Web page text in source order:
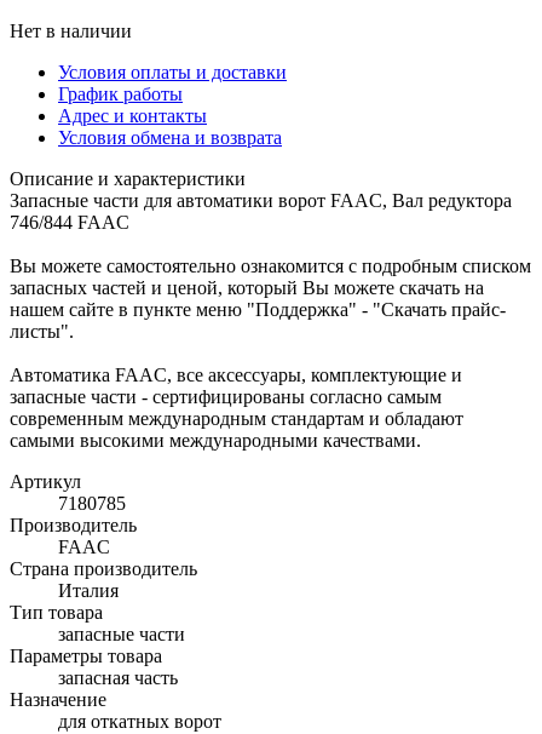
Нет в наличии
Условия оплаты и доставки
График работы
Адрес и контакты
Условия обмена и возврата
Описание и характеристики
Запасные части для автоматики ворот FAAC, Вал редуктора
746/844 FAAC
Вы можете самостоятельно ознакомится с подробным списком
запасных частей и ценой, который Вы можете скачать на
нашем сайте в пункте меню "Поддержка" - "Скачать прайс-
листы".
Автоматика FAAC, все аксессуары, комплектующие и
запасные части - сертифицированы согласно самым
современным международным стандартам и обладают
самыми высокими международными качествами.
Артикул
7180785
Производитель
FAAC
Страна производитель
Италия
Тип товара
запасные части
Параметры товара
запасная часть
Назначение
для откатных ворот